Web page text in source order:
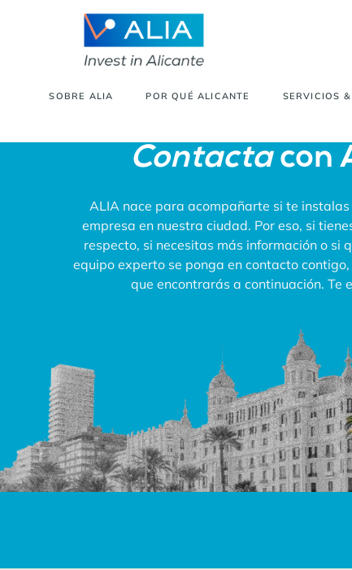
SOBRE ALIA POR QUÉ ALICANTE SERVICIOS &
Contacta con
ALIA nace para acompañarte si te
empresa en nuestra ciudad. Por eso, si
respecto, si necesitas más información o si
equipo experto se ponga en contacto
que encontrarás a continuación. Te